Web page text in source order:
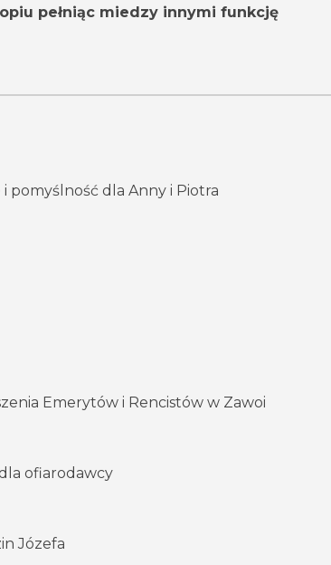
pełniąc miedzy innymi funkcję
pomyślność dla Anny i Piotra
Emerytów i Rencistów w Zawoi
ofiarodawcy
Józefa